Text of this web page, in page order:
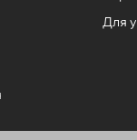
Для